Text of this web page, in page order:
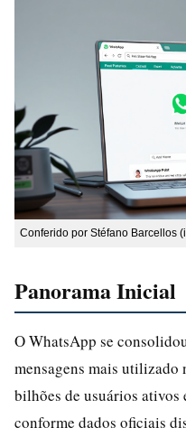
Conferido por Stéfano Barcellos
Panorama Inicial
O WhatsApp se
mensagens mais utilizado
bilhões de usuários ativos
conforme dados oficiais